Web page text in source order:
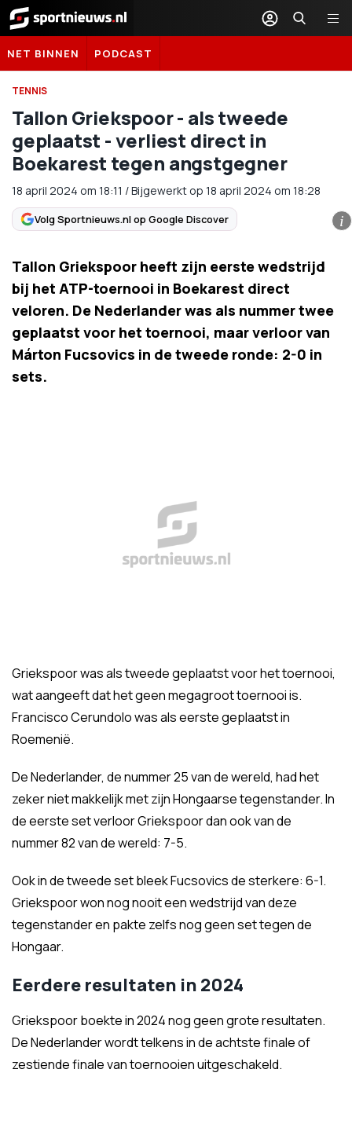
Sportnieuws.nl
NET BINNEN PODCAST
TENNIS
Tallon Griekspoor - als tweede
geplaatst - verliest direct in
Boekarest tegen angstgegner
18 april 2024 om 18:11 /Bijgewerkt op 18 april 2024 om 18:28
Volg Sportnieuws.nl op Google Discover i
Tallon Griekspoor heeft zijn eerste wedstrijd
bij het ATP-toernooi in Boekarest direct
veloren. De Nederlander was als nummer twee
geplaatst voor het toernooi, maar verloor van
Márton Fucsovics in de tweede ronde: 2-0 in
sets.
Griekspoor was als tweede geplaatst voor het toernooi,
wat aangeeft dat het geen megagroot toernooi is.
Francisco Cerundolo was als eerste geplaatst in
Roemenië.
De Nederlander, de nummer 25 van de wereld, had het
zeker niet makkelijk met zijn Hongaarse tegenstander. In
de eerste set verloor Griekspoor dan ook van de
nummer 82 van de wereld: 7-5.
Ook in de tweede set bleek Fucsovics de sterkere: 6-1.
Griekspoor won nog nooit een wedstrijd van deze
tegenstander en pakte zelfs nog geen set tegen de
Hongaar.
Eerdere resultaten in 2024
Griekspoor boekte in 2024 nog geen grote resultaten.
De Nederlander wordt telkens in de achtste finale of
zestiende finale van toernooien uitgeschakeld.